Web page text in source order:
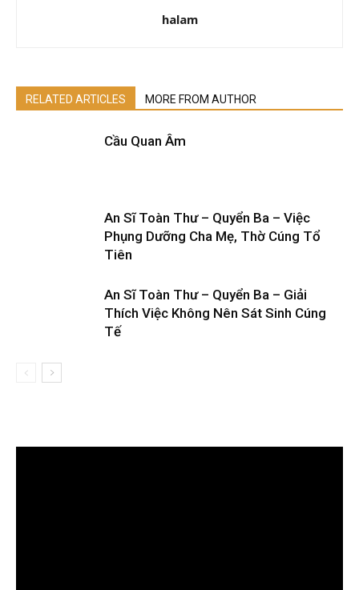
halam
RELATED ARTICLES MORE FROM AUTHOR
Cầu Quan Âm
An Sĩ Toàn Thư – Quyển Ba – Việc
Phụng Dưỡng Cha Mẹ, Thờ Cúng Tổ
Tiên
An Sĩ Toàn Thư – Quyển Ba – Giải
Thích Việc Không Nên Sát Sinh Cúng
Tế